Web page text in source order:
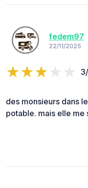
fedem97
22/11/2025
des monsieurs dans
potable. mais elle me